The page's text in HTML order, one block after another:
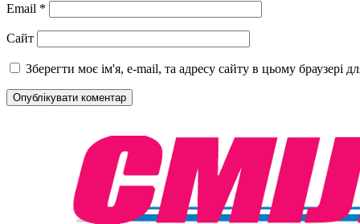
Email *
Сайт
Зберегти моє ім'я, e-mail, та адресу сайту в цьому браузері